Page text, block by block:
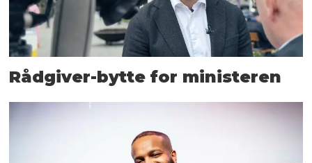
Rådgiver-bytte for ministeren